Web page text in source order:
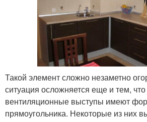
Такой элемент сложно незаметно
ситуация осложняется еще и тем,
вентиляционные выступы имеют
прямоугольника. Некоторые из них